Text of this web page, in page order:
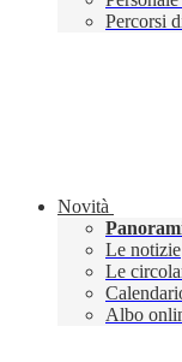
Percorsi
Novità
Le notizie
Le
Albo